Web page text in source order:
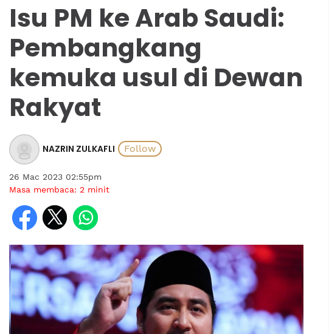
Isu PM ke Arab Saudi:
Pembangkang
kemuka usul di Dewan
Rakyat
NAZRIN ZULKAFLI
26 Mac 2023 02:55pm
Masa membaca: 2 minit